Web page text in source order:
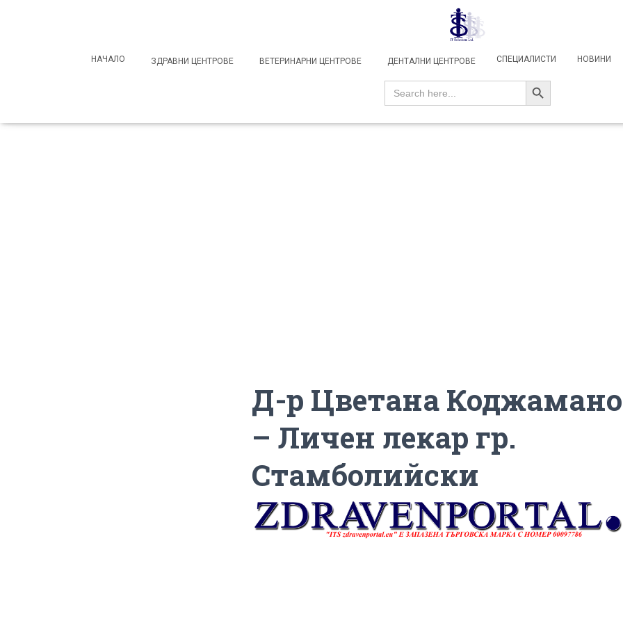
НАЧАЛО ЗДРАВНИ ЦЕНТРОВЕ ВЕТЕРИНАРНИ ЦЕНТРОВЕ ДЕНТАЛНИ ЦЕНТРОВЕ СПЕЦИАЛИСТИ НОВИНИ
Search
SEARCH BUTTON
Д-р Цветана
– Личен лекар гр.
Стамболийски